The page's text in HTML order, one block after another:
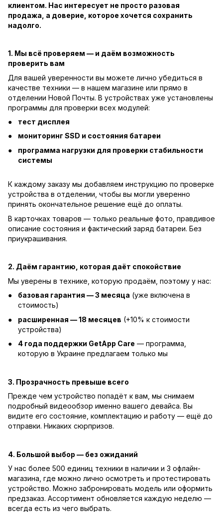
клиентом. Нас интересует не просто разовая
продажа, а доверие, которое хочется сохранить
надолго.
1. Мы всё проверяем — и даём возможность
проверить вам
Для вашей уверенности вы можете лично убедиться в
качестве техники — в нашем магазине или прямо в
отделении Новой Почты. В устройствах уже установлены
программы для проверки всех модулей:
тест дисплея
мониторинг SSD и состояния батареи
программа нагрузки для проверки стабильности
системы
К каждому заказу мы добавляем инструкцию по проверке
устройства в отделении, чтобы вы могли уверенно
принять окончательное решение ещё до оплаты.
В карточках товаров — только реальные фото, правдивое
описание состояния и фактический заряд батареи. Без
приукрашивания.
2. Даём гарантию, которая даёт спокойствие
Мы уверены в технике, которую продаём, поэтому у нас:
базовая гарантия — 3 месяца (уже включена в
стоимость)
расширенная — 18 месяцев (+10% к стоимости
устройства)
4 года поддержки GetApp Care — программа,
которую в Украине предлагаем только мы
3. Прозрачность превыше всего
Прежде чем устройство попадёт к вам, мы снимаем
подробный видеообзор именно вашего девайса. Вы
видите его состояние, комплектацию и работу — ещё до
отправки. Никаких сюрпризов.
4. Большой выбор — без ожиданий
У нас более 500 единиц техники в наличии и 3 офлайн-
магазина, где можно лично осмотреть и протестировать
устройство. Можно забронировать модель или оформить
предзаказ. Ассортимент обновляется каждую неделю —
всегда есть из чего выбрать.